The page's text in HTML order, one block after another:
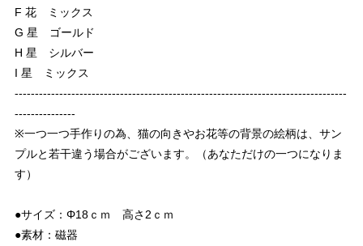
F 花 ミックス
G 星 ゴールド
H 星 シルバー
I 星 ミックス
----------------------------------------------------------------------------------
---------------
※一つ一つ手作りの為、猫の向きやお花等の背景の絵柄は、サン
プルと若干違う場合がございます。（あなただけの一つになりま
す）
●サイズ：Φ18ｃｍ 高さ2ｃｍ
●素材：磁器